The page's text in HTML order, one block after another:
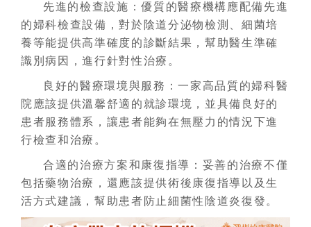
先進的檢查設施：優質的醫療機構應配備先進
的婦科檢查設備，對於陰道分泌物檢測、細菌培
養等能提供高準確度的診斷結果，幫助醫生準確
識別病因，進行針對性治療。
良好的醫療環境與服務：一家高品質的婦科醫
院應該提供溫馨舒適的就診環境，並具備良好的
患者服務體系，讓患者能夠在無壓力的情況下進
行檢查和治療。
合適的治療方案和康復指導：妥善的治療不僅
包括藥物治療，還應該提供術後康復指導以及生
活方式建議，幫助患者防止細菌性陰道炎復發。